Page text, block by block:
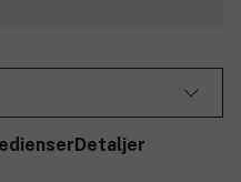
Detaljer